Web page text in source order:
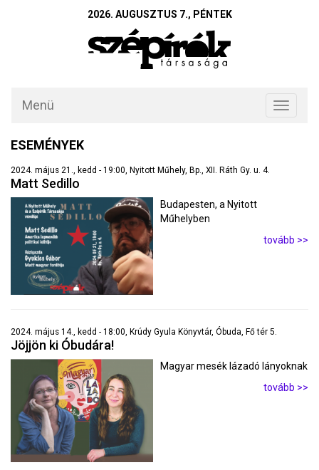
2026. AUGUSZTUS 7., PÉNTEK
Toggle
Menü
ESEMÉNYEK
2024. május 21., kedd - 19:00, Nyitott Műhely, Bp., XII. Ráth Gy. u. 4.
Matt Sedillo
Budapesten, a Nyitott
Műhelyben
tovább >>
2024. május 14., kedd - 18:00, Krúdy Gyula Könyvtár, Óbuda, Fő tér 5.
Jöjjön ki Óbudára!
Magyar mesék lázadó lányoknak
tovább >>